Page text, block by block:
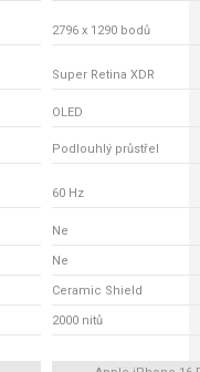
2796 x 1290 bodů
Super Retina XDR
OLED
Podlouhlý průstřel
60 Hz
Ne
Ne
Ceramic Shield
2000 nitů